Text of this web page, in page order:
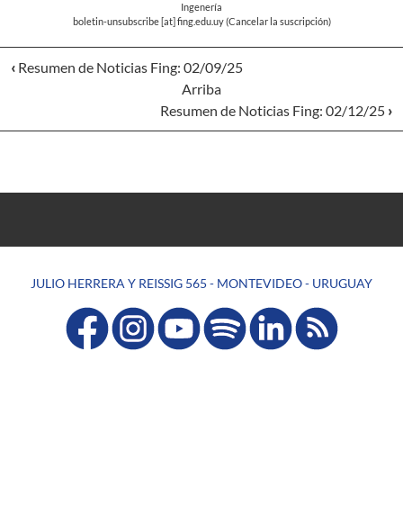
Ingenería
boletin-unsubscribe[at]fing.edu.uy(Cancelar la suscripción)
‹ Resumen de Noticias Fing: 02/09/25
Arriba
Resumen de Noticias Fing: 02/12/25 ›
JULIO HERRERA Y REISSIG 565 - MONTEVIDEO - URUGUAY